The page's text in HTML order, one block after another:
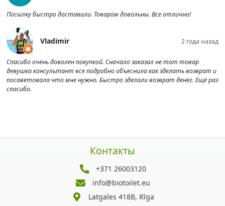
Посылку быстро доставили. Товаром довольны. Все отлично!
Vladimir 2 года назад
Спасибо очень доволен покупкой. Сначало заказал не тот товар
девушка консультант все подробно объяснила как зделать возврат и
посаветовала что мне нужно. Быстро зделали возврат денег. Ещё раз
спасибо.
Контакты
+371 26003120
info@biotoilet.eu
Latgales 418B, Rīga